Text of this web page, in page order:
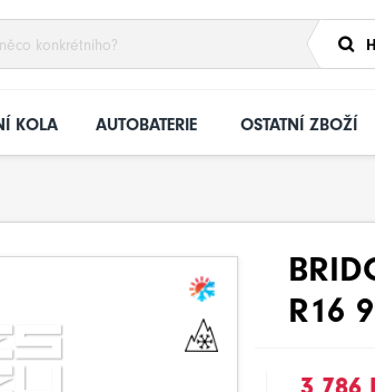
KOLA AUTOBATERIE OSTATNÍ ZBOŽÍ
R16